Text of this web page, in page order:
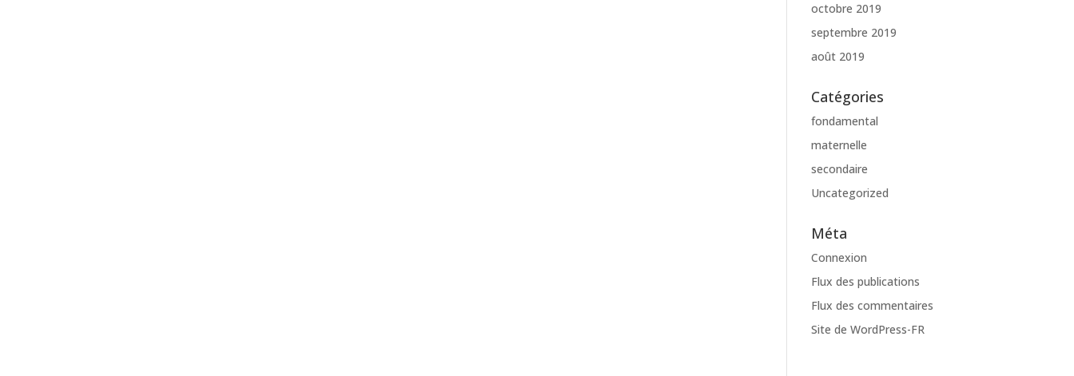
octobre 2019
septembre 2019
août 2019
Catégories
fondamental
maternelle
secondaire
Uncategorized
Méta
Connexion
Flux des publications
Flux des commentaires
Site de WordPress-FR